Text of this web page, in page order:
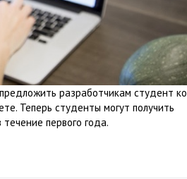
разработчикам студент
Теперь студенты могут получить
первого года.